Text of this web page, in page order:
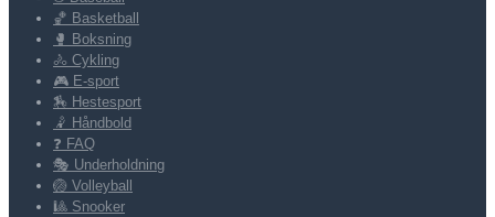
🏀 Basketball
🥊 Boksning
🚴 Cykling
🎮 E-sport
🏇 Hestesport
🤾 Håndbold
❓ FAQ
🎭 Underholdning
🏐 Volleyball
🎱 Snooker